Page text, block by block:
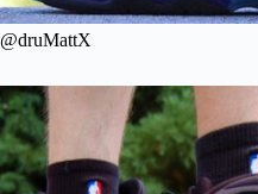
@druMattX